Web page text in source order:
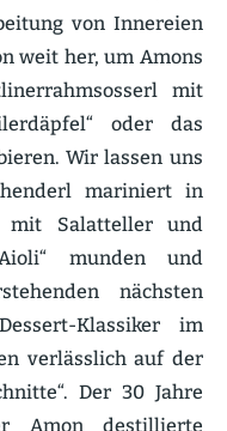
von Innereien
weit her, um Amons
mit
oder das
Wir lassen uns
mariniert in
mit Salat­teller und
Aioli“ munden und
nächsten
Klassiker im
verlässlich auf der
Der 30 Jahre
Amon destil­lierte